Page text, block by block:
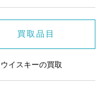
買取品目
ウイスキーの買取